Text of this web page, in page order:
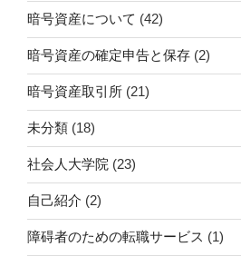
暗号資産について (42)
暗号資産の確定申告と保存 (2)
暗号資産取引所 (21)
未分類 (18)
社会人大学院 (23)
自己紹介 (2)
障碍者のための転職サービス (1)